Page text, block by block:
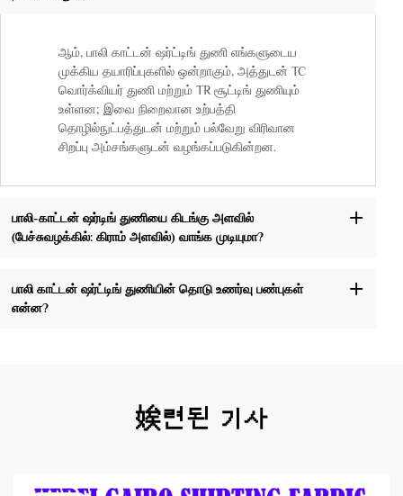
ஆம், பாலி காட்டன் ஷர்ட்டிங் துணி எங்களுடைய
முக்கிய தயாரிப்புகளில் ஒன்றாகும், அத்துடன் TC
வொர்க்வியர் துணி மற்றும் TR சூட்டிங் துணியும்
உள்ளன; இவை நிறைவான உற்பத்தி
தொழில்நுட்பத்துடன் மற்றும் பல்வேறு விரிவான
சிறப்பு அம்சங்களுடன் வழங்கப்படுகின்றன.
பாலி-காட்டன் ஷர்டிங் துணியை கிடங்கு அளவில்
(பேச்சுவழக்கில்: கிராம் அளவில்) வாங்க முடியுமா?
பாலி காட்டன் ஷர்ட்டிங் துணியின் தொடு உணர்வு பண்புகள்
என்ன?
娭련된 기사